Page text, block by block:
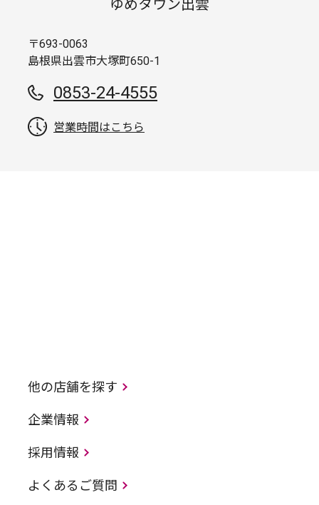
ゆめタウン出雲
〒693-0063
島根県出雲市大塚町650-1
0853-24-4555
営業時間はこちら
他の店舗を探す
企業情報
採用情報
よくあるご質問